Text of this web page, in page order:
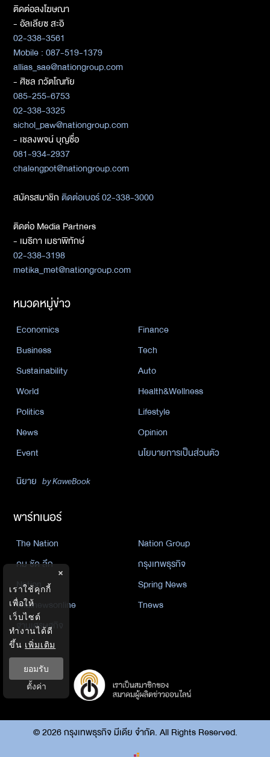
ติดต่อลงโฆษณา
- อัลเลียซ สะอิ
02-338-3561
Mobile : 087-519-1379
allias_sae@nationgroup.com
- ศิชล ภวัตโณทัย
085-255-6753
02-338-3325
sichol_paw@nationgroup.com
- เชลงพจน์ บุญซื่อ
081-934-2937
chalengpot@nationgroup.com
สมัครสมาชิกติดต่อเบอร์ 02-338-3000
ติดต่อ Media Partners
- เมธิกา เมธาพิทักษ์
02-338-3198
metika_met@nationgroup.com
หมวดหมู่ข่าว
Economics
Finance
Business
Tech
Sustainability
Auto
World
Health&Wellness
Politics
Lifestyle
News
Opinion
Event
นโยบายการเป็นส่วนตัว
นิยาย by KaweBook
พาร์ทเนอร์
The Nation
Nation Group
คม ชัด ลึก
กรุงเทพธุรกิจ
Nation
Spring News
Thainewsonline
Tnews
ฐานเศรษฐกิจ
©2026กรุงเทพธุรกิจ มีเดีย จำกัด. All Rights Reserved.
×
เราใช้คุกกี้
เพื่อให้
เว็บไซต์
ทำงานได้ดี
ขึ้น เพิ่มเติม
ยอมรับ
ตั้งค่า